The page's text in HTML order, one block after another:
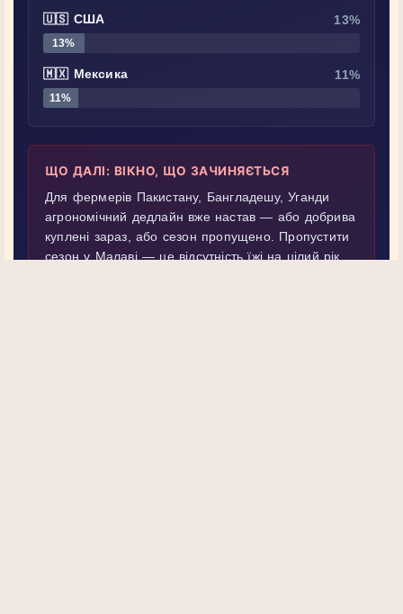
🇺🇸 США 13%
13%
🇲🇽 Мексика 11%
11%
ЩО ДАЛІ: ВІКНО, ЩО ЗАЧИНЯЄТЬСЯ
Для фермерів Пакистану, Бангладешу, Уганди
агрономічний дедлайн вже настав — або добрива
куплені зараз, або сезон пропущено. Пропустити
сезон у Малаві — це відсутність їжі на цілий рік.